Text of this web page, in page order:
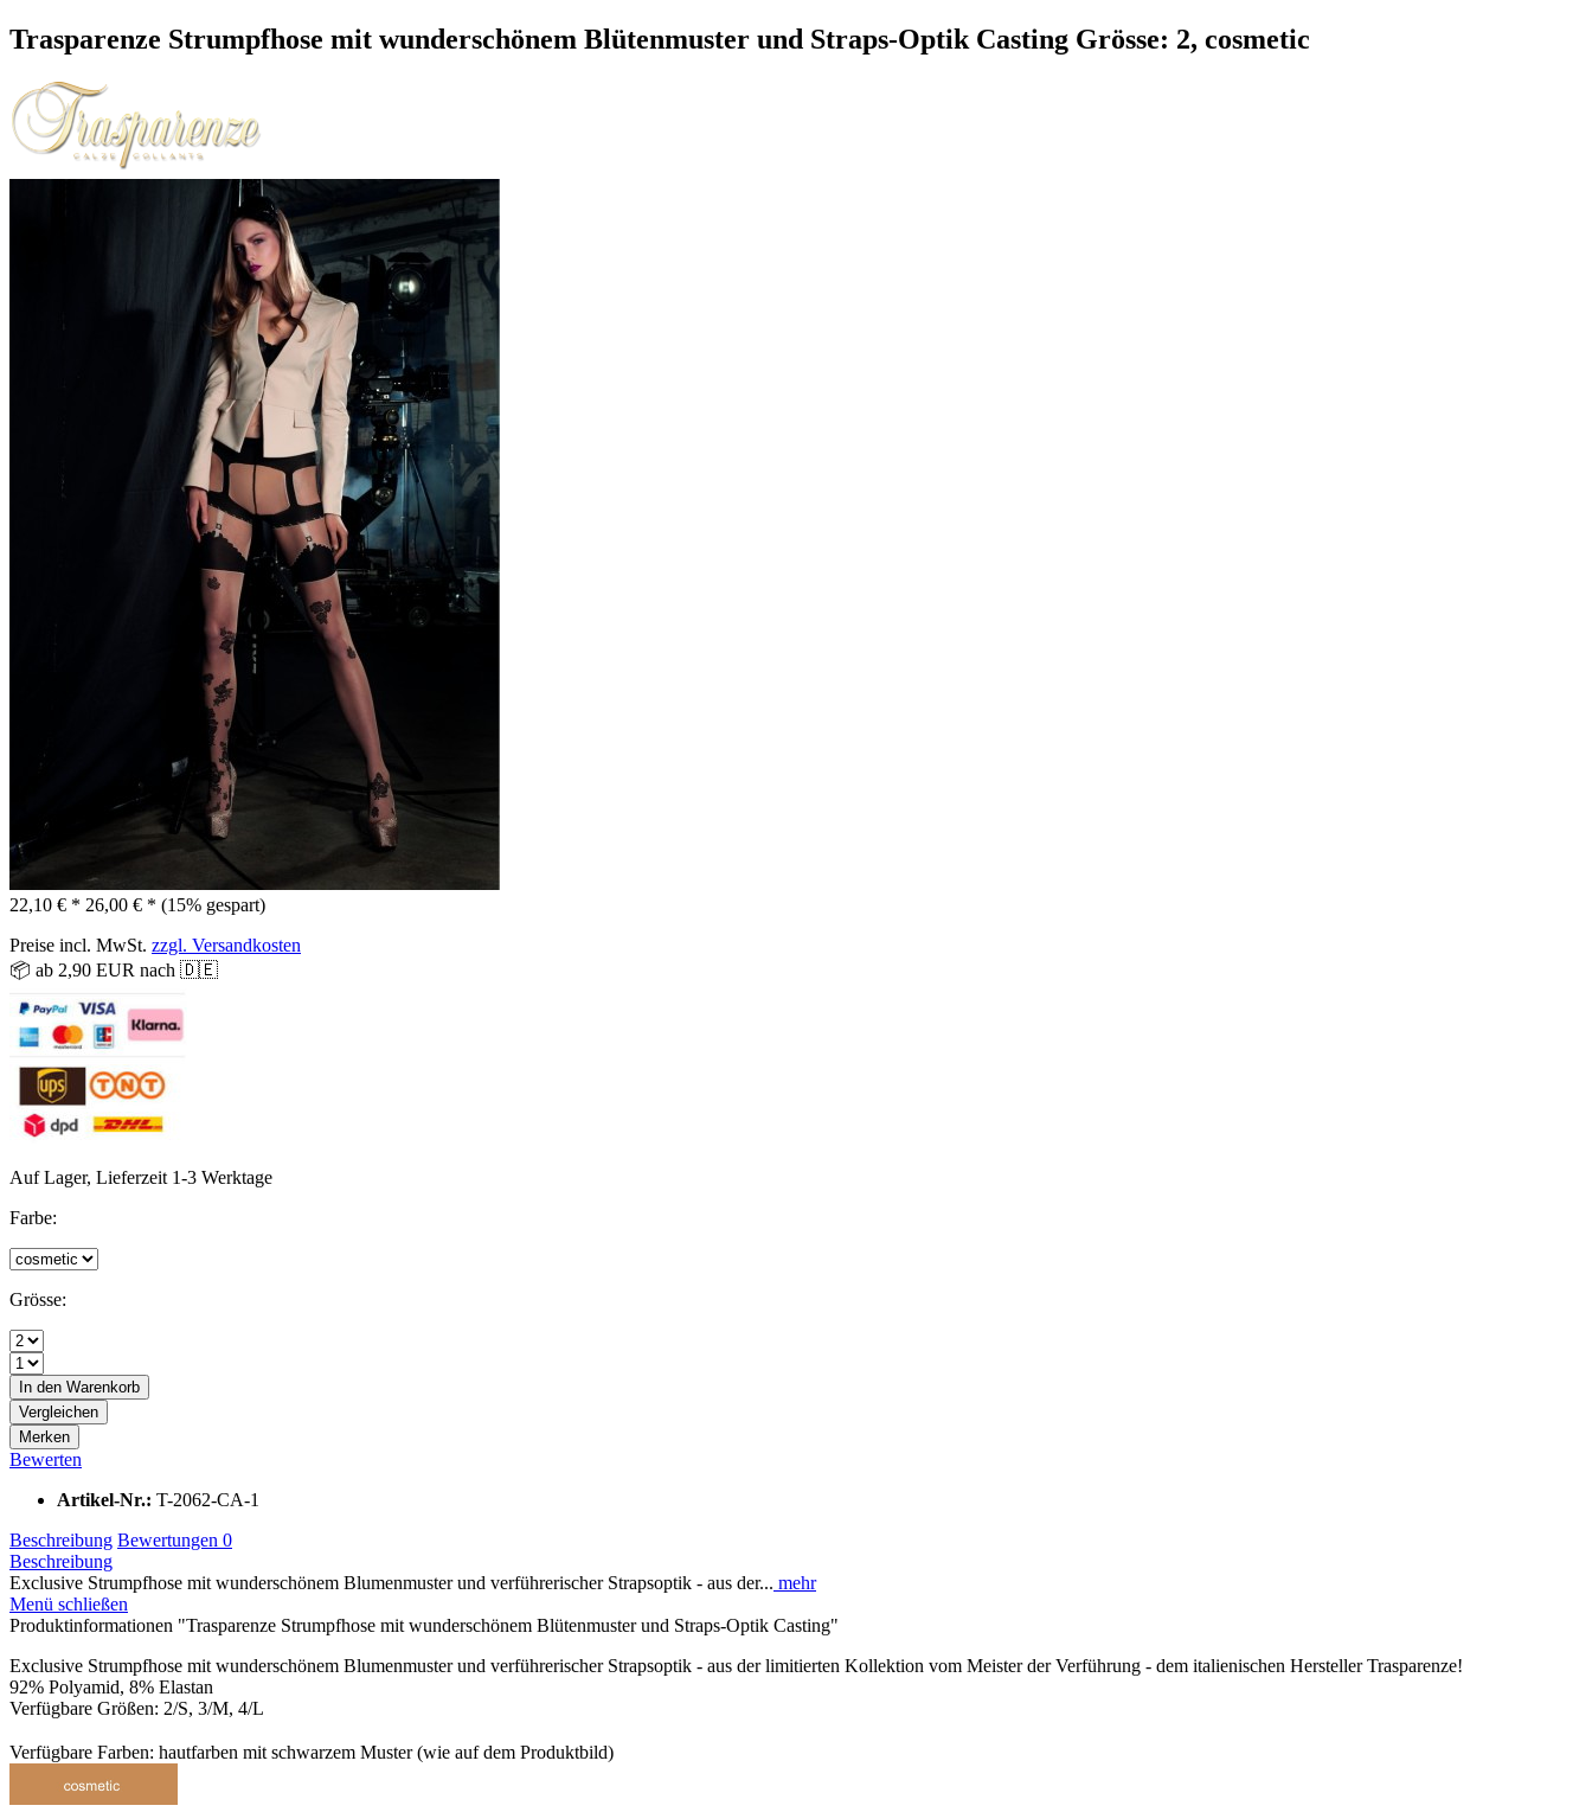
Trasparenze Strumpfhose mit wunderschönem Blütenmuster und Straps-Optik Casting Grösse: 2, cosmetic
22,10 € * 26,00 € * (15% gespart)
Preise incl. MwSt. zzgl. Versandkosten
📦 ab 2,90 EUR nach 🇩🇪
Auf Lager, Lieferzeit 1-3 Werktage
Farbe:
Grösse:
In den Warenkorb
Vergleichen
Merken
Bewerten
Artikel-Nr.: T-2062-CA-1
Beschreibung Bewertungen 0
Beschreibung
Exclusive Strumpfhose mit wunderschönem Blumenmuster und verführerischer Strapsoptik - aus der... mehr
Menü schließen
Produktinformationen "Trasparenze Strumpfhose mit wunderschönem Blütenmuster und Straps-Optik Casting"
Exclusive Strumpfhose mit wunderschönem Blumenmuster und verführerischer Strapsoptik - aus der limitierten Kollektion vom Meister der Verführung - dem italienischen Hersteller Trasparenze!
92% Polyamid, 8% Elastan
Verfügbare Größen: 2/S, 3/M, 4/L
Verfügbare Farben: hautfarben mit schwarzem Muster (wie auf dem Produktbild)